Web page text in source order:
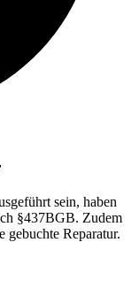
sein, haben
§437BGB. Zudem
gebuchte Reparatur.